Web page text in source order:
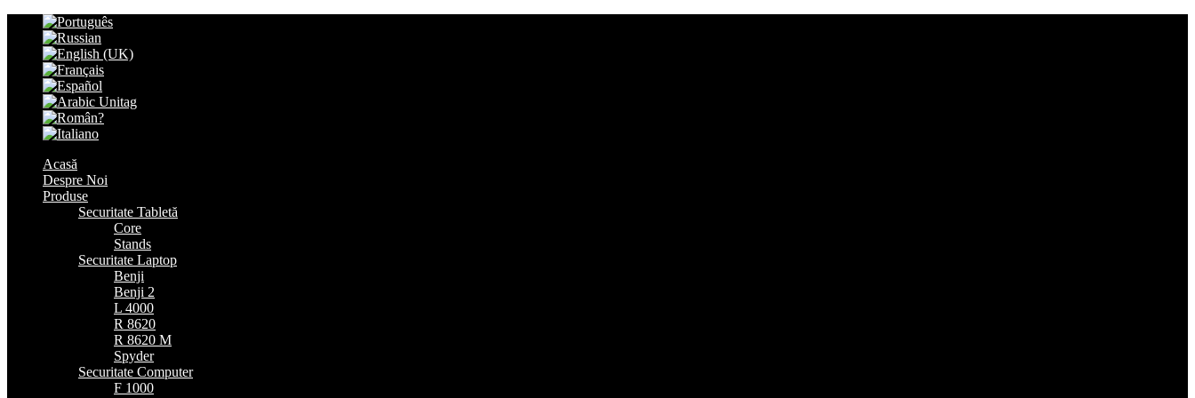
Acasă
Despre Noi
Produse
Securitate Tabletă
Core
Stands
Securitate Laptop
Benji
Benji 2
L 4000
R 8620
R 8620 M
Spyder
Securitate Computer
F 1000